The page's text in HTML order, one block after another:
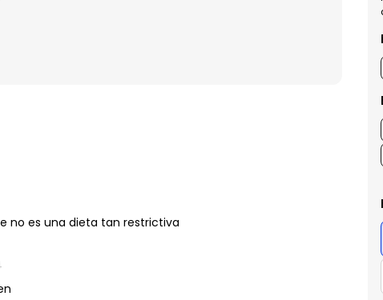
no es una dieta tan restrictiva